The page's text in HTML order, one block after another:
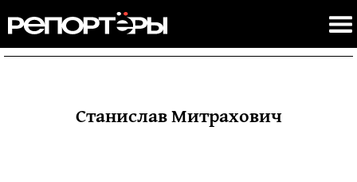
Станислав Митрахович